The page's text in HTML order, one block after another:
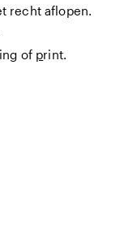
recht aflopen.
of print.